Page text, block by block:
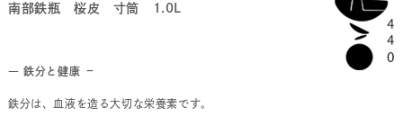
南部鉄瓶 桜皮 寸筒 1.0L
― 鉄分と健康 －
鉄分は、血液を造る大切な栄養素です。